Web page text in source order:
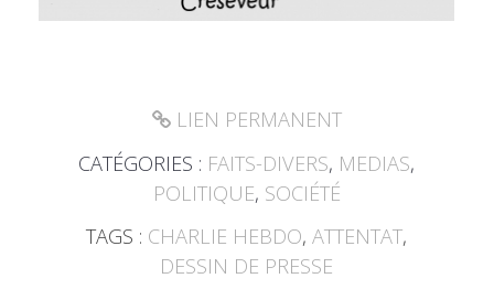
LIEN PERMANENT
CATÉGORIES : FAITS-DIVERS, MEDIAS,
POLITIQUE, SOCIÉTÉ
TAGS : CHARLIE HEBDO,ATTENTAT,
DESSIN DE PRESSE